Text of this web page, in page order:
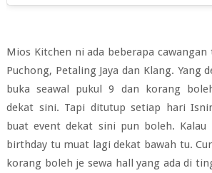
Mios Kitchen ni ada beberapa
Puchong, Petaling Jaya dan Klang. Yang
buka seawal pukul 9 dan korang
dekat sini. Tapi ditutup setiap hari
buat event dekat sini pun boleh.
birthday tu muat lagi dekat bawah tu.
korang boleh je sewa hall yang ada di